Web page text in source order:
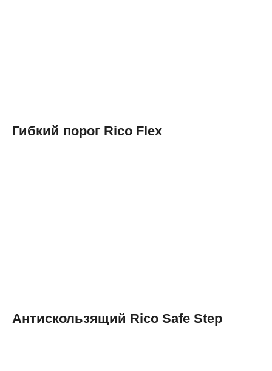
Гибкий порог Rico Flex
Антискользящий Rico Safe Step